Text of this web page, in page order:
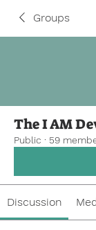
Groups
The I AM
Public · 59
Discussion